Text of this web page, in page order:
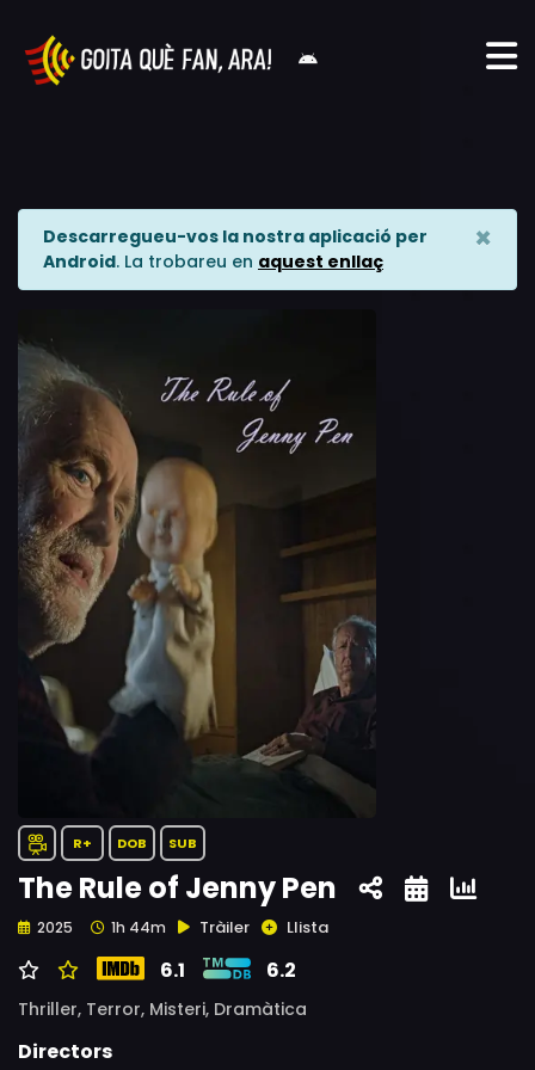
Descarregueu-vos la nostra aplicació per
Android. La trobareu en aquest enllaç
×
R+ DOB SUB
The Rule of Jenny Pen
2025 1h 44m Tràiler Llista
6.1 6.2
Thriller, Terror, Misteri, Dramàtica
Directors